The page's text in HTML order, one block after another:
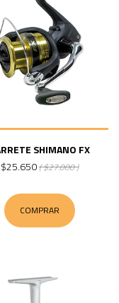
SHIMANO FX
$25.650( $27.000 )
COMPRAR